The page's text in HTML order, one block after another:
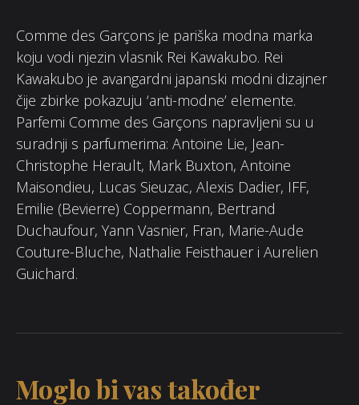
Comme des Garçons je pariška modna marka
koju vodi njezin vlasnik Rei Kawakubo. Rei
Kawakubo je avangardni japanski modni dizajner
čije zbirke pokazuju ‘anti-modne’ elemente.
Parfemi Comme des Garçons napravljeni su u
suradnji s parfumerima: Antoine Lie, Jean-
Christophe Herault, Mark Buxton, Antoine
Maisondieu, Lucas Sieuzac, Alexis Dadier, IFF,
Emilie (Bevierre) Coppermann, Bertrand
Duchaufour, Yann Vasnier, Fran, Marie-Aude
Couture-Bluche, Nathalie Feisthauer i Aurelien
Guichard.
Moglo bi vas također